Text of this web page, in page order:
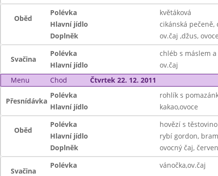
Oběd
Polévka
květáková
Hlavní jídlo
cikánská pečeně,
Doplněk
ov.čaj ,džus,
Svačina
Polévka
chléb s máslem a
Hlavní jídlo
ov.čaj
Menu
Chod Čtvrtek 22. 12. 2011
Přesnídávka
Polévka
rohlík s
Hlavní jídlo
kakao,ovoce
Oběd
Polévka
hovězí s
Hlavní jídlo
rybí gordon,
Doplněk
ovocný čaj,
Svačina
Polévka vánočka,ov.čaj